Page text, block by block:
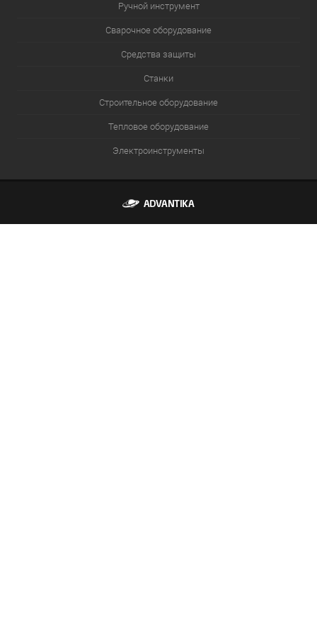
Ручной инструмент
Сварочное оборудование
Средства защиты
Станки
Строительное оборудование
Тепловое оборудование
Электроинструменты